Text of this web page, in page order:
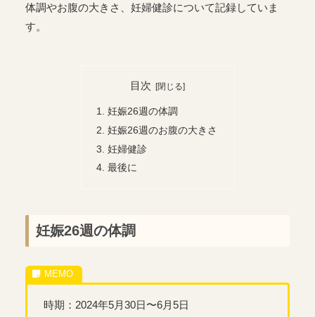
体調やお腹の大きさ、妊婦健診について記録していま
す。
目次
妊娠26週の体調
妊娠26週のお腹の大きさ
妊婦健診
最後に
妊娠26週の体調
時期：2024年5月30日〜6月5日